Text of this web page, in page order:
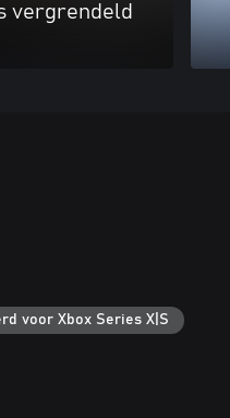
vergrendeld
voor Xbox Series X|S